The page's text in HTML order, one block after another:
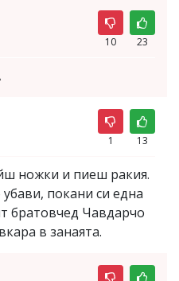
10 23
1 13
ножки и пиеш ракия.
покани си една
братовчед Чавдарчо
в занаята.